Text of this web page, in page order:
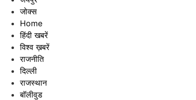
जोक्स
Home
हिंदी खबरें
विश्व ख़बरें
राजनीति
दिल्ली
राजस्थान
बॉलीवुड